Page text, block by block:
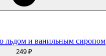
льдом и ванильным сиропом
249 ₽